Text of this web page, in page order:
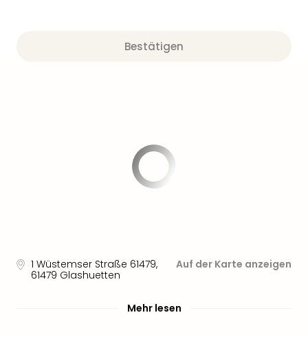
Bestätigen
1 Wüstemser Straße 61479,
61479 Glashuetten
Auf der Karte anzeigen
Mehr lesen